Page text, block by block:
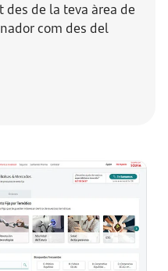
de la teva àrea de
com des del